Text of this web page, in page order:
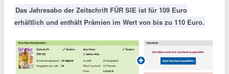
Das Jahresabo der Zeitschrift FÜR SIE ist für 109 Euro
erhältlich und enthält Prämien im Wert von bis zu 110 Euro.